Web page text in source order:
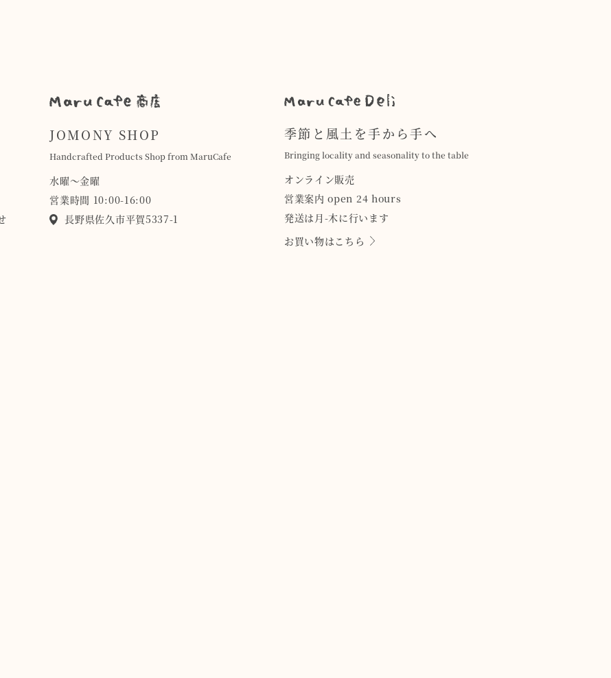
JOMONY SHOP
Handcrafted Products Shop from MaruCafe
水曜〜金曜
営業時間 10:00-16:00
長野県佐久市平賀5337-1
季節と風土を手から手へ
Bringing locality and seasonality to the table
オンライン販売
営業案内 open 24 hours
発送は月-木に行います
お買い物はこちら